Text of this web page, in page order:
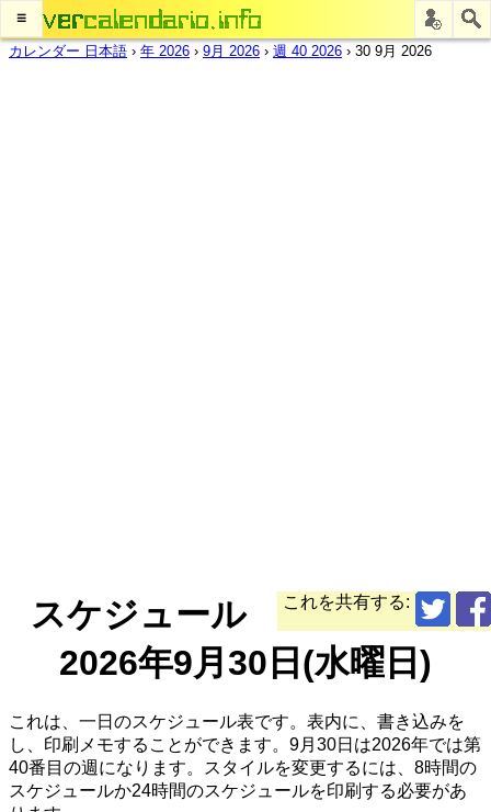
≡
カレンダー 日本語 › 年 2026 › 9月 2026 › 週 40 2026 › 30 9月 2026
これを共有する:
スケジュール
2026年9月30日(水曜日)
これは、一日のスケジュール表です。表内に、書き込みを
し、印刷メモすることができます。9月30日は2026年では第
40番目の週になります。スタイルを変更するには、8時間の
スケジュールか24時間のスケジュールを印刷する必要があ